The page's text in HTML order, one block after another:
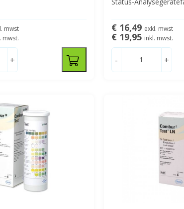
mwst
mwst.
+
Status-
€ 16,49 exkl. mwst
€ 19,95 inkl. mwst.
- +